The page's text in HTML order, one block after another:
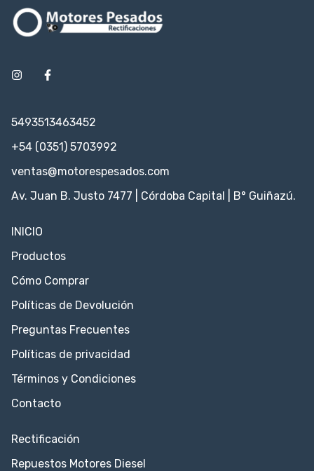
5493513463452
+54 (0351) 5703992
ventas@motorespesados.com
Av. Juan B. Justo 7477 | Córdoba Capital | B° Guiñazú.
INICIO
Productos
Cómo Comprar
Políticas de Devolución
Preguntas Frecuentes
Políticas de privacidad
Términos y Condiciones
Contacto
Rectificación
Repuestos Motores Diesel